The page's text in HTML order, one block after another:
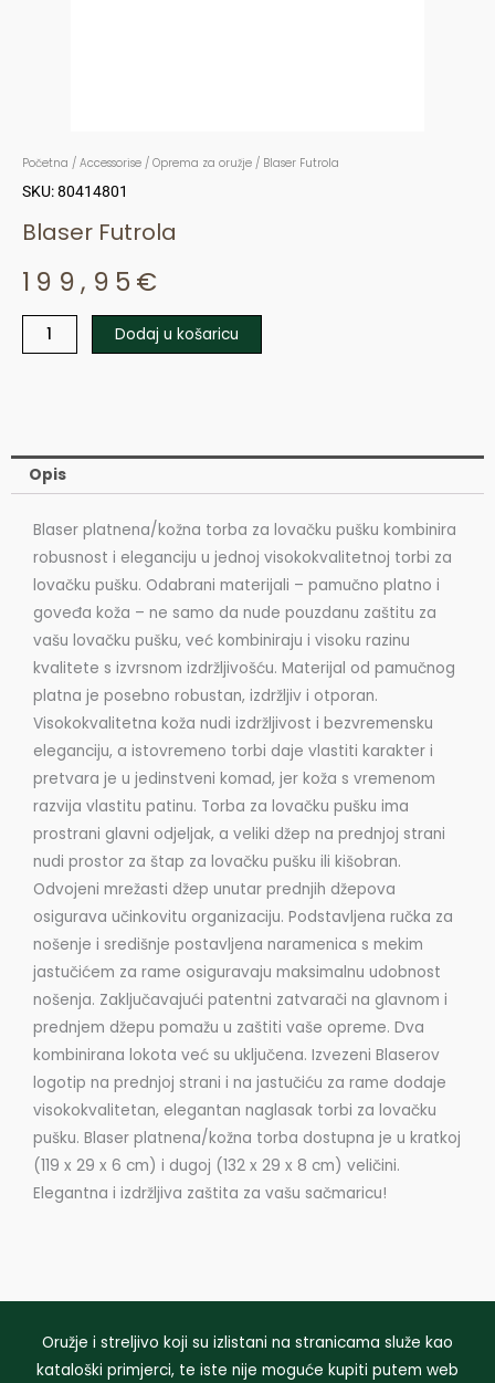
Početna / Accessorise / Oprema za oružje / Blaser Futrola
SKU: 80414801
Blaser Futrola
199,95 €
Blaser
Dodaj u košaricu
Opis
Blaser platnena/kožna torba za lovačku pušku kombinira
robusnost i eleganciju u jednoj visokokvalitetnoj torbi za
lovačku pušku. Odabrani materijali – pamučno platno i
goveđa koža – ne samo da nude pouzdanu zaštitu za
vašu lovačku pušku, već kombiniraju i visoku razinu
kvalitete s izvrsnom izdržljivošću. Materijal od pamučnog
platna je posebno robustan, izdržljiv i otporan.
Visokokvalitetna koža nudi izdržljivost i bezvremensku
eleganciju, a istovremeno torbi daje vlastiti karakter i
pretvara je u jedinstveni komad, jer koža s vremenom
razvija vlastitu patinu. Torba za lovačku pušku ima
prostrani glavni odjeljak, a veliki džep na prednjoj strani
nudi prostor za štap za lovačku pušku ili kišobran.
Odvojeni mrežasti džep unutar prednjih džepova
osigurava učinkovitu organizaciju. Podstavljena ručka za
nošenje i središnje postavljena naramenica s mekim
jastučićem za rame osiguravaju maksimalnu udobnost
nošenja. Zaključavajući patentni zatvarači na glavnom i
prednjem džepu pomažu u zaštiti vaše opreme. Dva
kombinirana lokota već su uključena. Izvezeni Blaserov
logotip na prednjoj strani i na jastučiću za rame dodaje
visokokvalitetan, elegantan naglasak torbi za lovačku
pušku. Blaser platnena/kožna torba dostupna je u kratkoj
(119 x 29 x 6 cm) i dugoj (132 x 29 x 8 cm) veličini.
Elegantna i izdržljiva zaštita za vašu sačmaricu!
Oružje i streljivo koji su izlistani na stranicama služe kao
kataloški primjerci, te iste nije moguće kupiti putem web